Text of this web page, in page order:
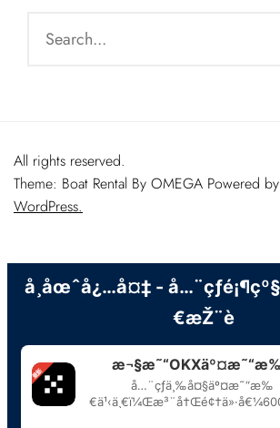
All rights reserved.
Theme: Boat Rental By OMEGA Powered by
WordPress.